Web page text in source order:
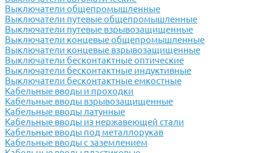
Выключатели общепромышленные
Выключатели путевые общепромышленные
Выключатели путевые взрывозащищенные
Выключатели концевые общепромышленные
Выключатели концевые взрывозащищенные
Выключатели бесконтактные оптические
Выключатели бесконтактные индуктивные
Выключатели бесконтактные емкостные
Кабельные вводы и проходки
Кабельные вводы взрывозащищенные
Кабельные вводы латунные
Кабельные вводы из нержавеющей стали
Кабельные вводы под металлорукав
Кабельные вводы с заземлением